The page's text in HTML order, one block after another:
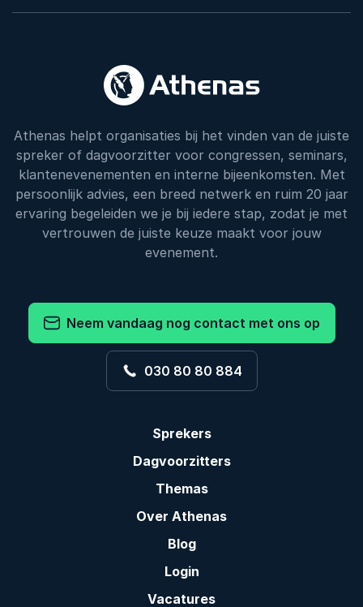
Athenas helpt organisaties bij het vinden van de juiste
spreker of dagvoorzitter voor congressen, seminars,
klantenevenementen en interne bijeenkomsten. Met
persoonlijk advies, een breed netwerk en ruim 20 jaar
ervaring begeleiden we je bij iedere stap, zodat je met
vertrouwen de juiste keuze maakt voor jouw
evenement.
Neem vandaag nog contact met ons op
030 80 80 884
Sprekers
Dagvoorzitters
Themas
Over Athenas
Blog
Login
Vacatures